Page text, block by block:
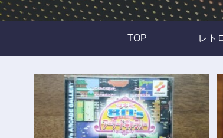
TOP レト